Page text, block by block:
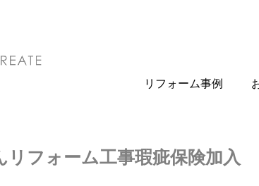
リフォーム事例
リフォーム工事瑕疵保険加入